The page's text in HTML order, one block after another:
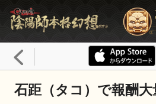
石距（タコ）で報酬